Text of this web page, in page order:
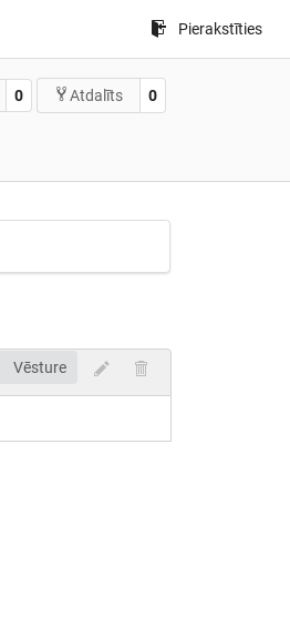
Pierakstīties
0 Atdalīts 0
Vēsture